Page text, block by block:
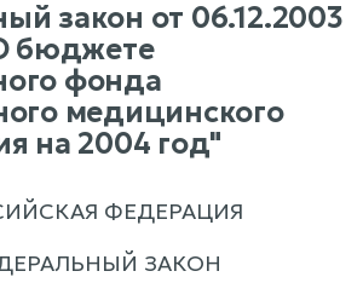
закон от 06.12.2003
бюджете
фонда
медицинского
на 2004 год"
ФЕДЕРАЦИЯ
ЗАКОН